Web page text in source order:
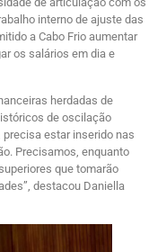
interno de ajuste das
a Cabo Frio aumentar
os salários em dia e
herdadas de
de oscilação
estar inserido nas
Precisamos, enquanto
que tomarão
destacou Daniella